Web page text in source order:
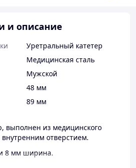
и описание
Уретральный катетер
Медицинская сталь
Мужской
48 мм
89 мм
выполнен из медицинского
отверстием.
8 мм ширина.